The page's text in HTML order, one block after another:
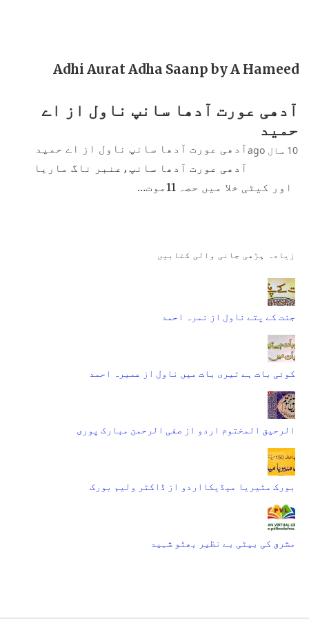
Adhi Aurat Adha Saanp by A Hameed
آدھی عورت آدھا سانپ ناول از اے
حمید
10 سال ago
آدھی عورت آدھا سانپ ناول از اے حمید
آدھی عورت آدھا سانپ،عنبر ناگ ماریا
اور کیٹی خلا میں حصہ 11موت…
زیادہ پڑھی جانی والی کتابیں
جنت کے پتے ناول از نمرہ احمد
کوئی بات ہے تیری بات میں ناول از عمیرہ احمد
الرحیق المختوم اردو از صفی الرحمن مبارک پوری
بورک مٹیریا میڈیکااردو از ڈاکٹر ولیم بورک
مشرق کی بیٹی بے نظیر بھٹو شہید